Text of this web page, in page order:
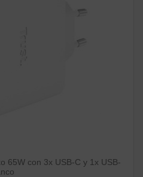
65W con 3x USB-C y 1x USB-